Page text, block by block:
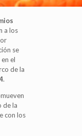
a los
se
en el
de la
.
de la
con los